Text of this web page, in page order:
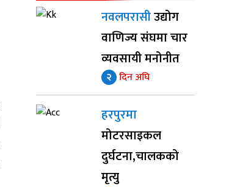
नवलपरासीउद्योग
वाणिज्य संघमा चार
व्यवसायी मनोनीत
२ दिन अघि
हरपुरमा
मोटरसाइकल
दुर्घटना,चालकको
मृत्यु